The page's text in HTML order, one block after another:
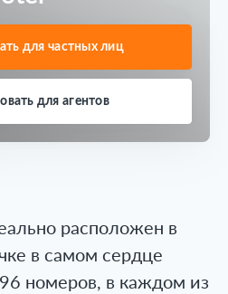
для частных лиц
для агентов
расположен в
в самом сердце
номеров, в каждом из